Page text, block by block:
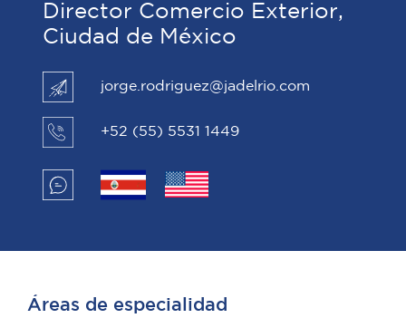
Director Comercio Exterior,
Ciudad de México
jorge.rodriguez@jadelrio.com
+52 (55) 5531 1449
Áreas de especialidad